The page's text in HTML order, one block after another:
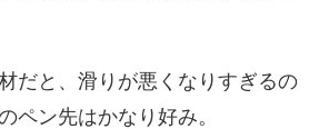
だと、滑りが悪くなりすぎるの
ペン先はかなり好み。